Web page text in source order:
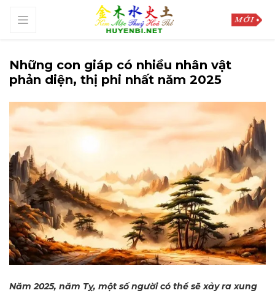
Những con giáp có nhiều nhân vật
phản diện, thị phi nhất năm 2025
Năm 2025, năm Tỵ, một số người có thể sẽ xảy ra xung